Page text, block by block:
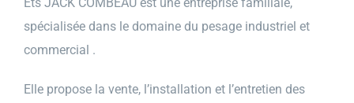
spécialisée dans le domaine du pesage industriel et
commercial .
Elle propose la vente, l’installation et l’entretien des